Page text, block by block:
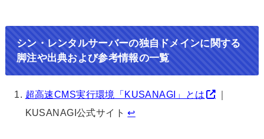
シン・レンタルサーバーの独自ドメインに関する
脚注や出典および参考情報の一覧
超高速CMS実行環境「KUSANAGI」とは
KUSANAGI公式サイト↩︎